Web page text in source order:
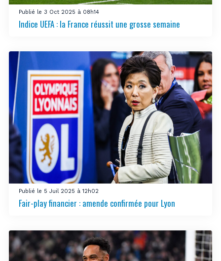
Publié le 3 Oct 2025 à 08h14
Indice UEFA : la France réussit une grosse semaine
Publié le 5 Juil 2025 à 12h02
Fair-play financier : amende confirmée pour Lyon